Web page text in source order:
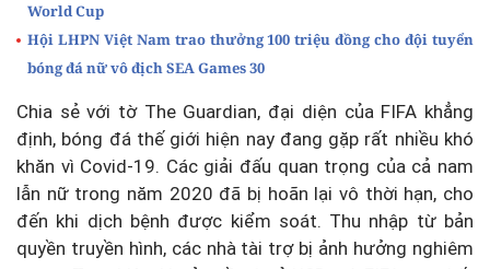
World Cup
Hội LHPN Việt Nam trao thưởng 100 triệu đồng cho đội tuyển
bóng đá nữ vô địch SEA Games 30
Chia sẻ với tờ The Guardian, đại diện của FIFA khẳng
định, bóng đá thế giới hiện nay đang gặp rất nhiều khó
khăn vì Covid-19. Các giải đấu quan trọng của cả nam
lẫn nữ trong năm 2020 đã bị hoãn lại vô thời hạn, cho
đến khi dịch bệnh được kiểm soát. Thu nhập từ bản
quyền truyền hình, các nhà tài trợ bị ảnh hưởng nghiêm